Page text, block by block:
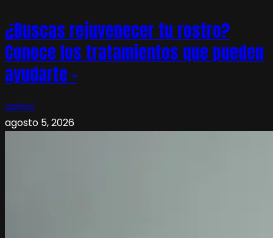
¿Buscas rejuvenecer tu rostro?
Conoce los tratamientos que pueden
ayudarte –
admin
agosto 5, 2026